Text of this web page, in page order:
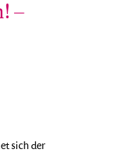
–
sich der